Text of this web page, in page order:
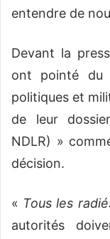
entendre de
Devant la
ont pointé du
politiques et
de leur
NDLR) »
décision.
« Tous les
autorités